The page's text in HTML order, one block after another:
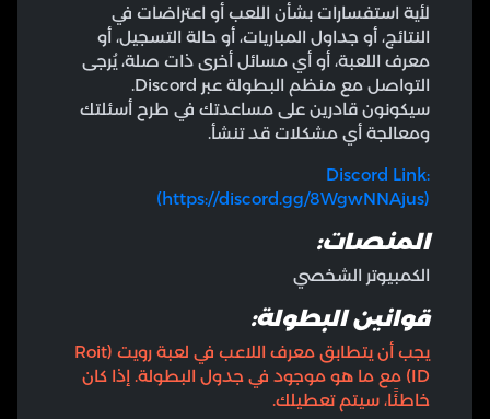
لأية استفسارات بشأن اللعب أو اعتراضات في
النتائج، أو جداول المباريات، أو حالة التسجيل، أو
معرف اللعبة، أو أي مسائل أخرى ذات صلة، يُرجى
التواصل مع منظم البطولة عبر Discord.
سيكونون قادرين على مساعدتك في طرح أسئلتك
ومعالجة أي مشكلات قد تنشأ.
Discord Link:
(https://discord.gg/8WgwNNAjus)
المنصات:
الكمبيوتر الشخصي
قوانين البطولة:
يجب أن يتطابق معرف اللاعب في لعبة رويت (Roit
ID) مع ما هو موجود في جدول البطولة. إذا كان
خاطئًا، سيتم تعطيلك.